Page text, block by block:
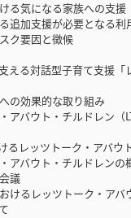
になる家族への支援
支援が必要となる利
要因と徴候
る対話型子育て支援「
果的な取り組み
ウト・チルドレン（
レッツトーク・アバウ
ウト・チルドレンの
議
レッツトーク・アバウ